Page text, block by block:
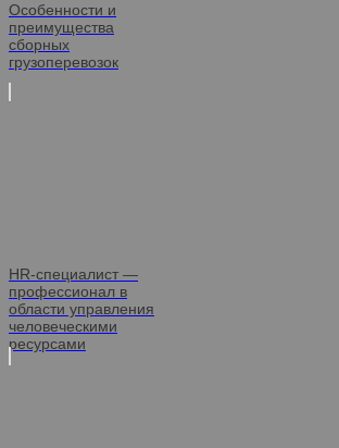
Особенности и
преимущества
сборных
грузоперевозок
HR-специалист —
профессионал в
области управления
человеческими
ресурсами